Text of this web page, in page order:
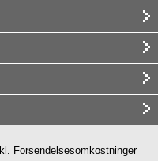
Forsendelsesomkostninger